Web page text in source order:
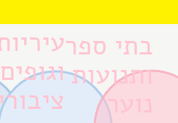
וגופים
בתי ספר
ותנועות
נוער